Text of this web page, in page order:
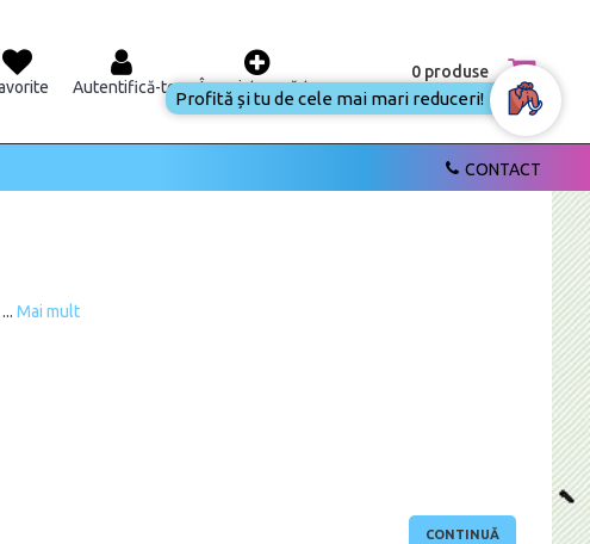
Autentifică-te Înregistrează-te
0 produse
CONTACT
Mai mult
CONTINUĂ
Profită și tu de cele mai mari reduceri!